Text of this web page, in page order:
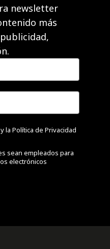
newsletter
más
la Política de Privacidad
sean empleados para
electrónicos